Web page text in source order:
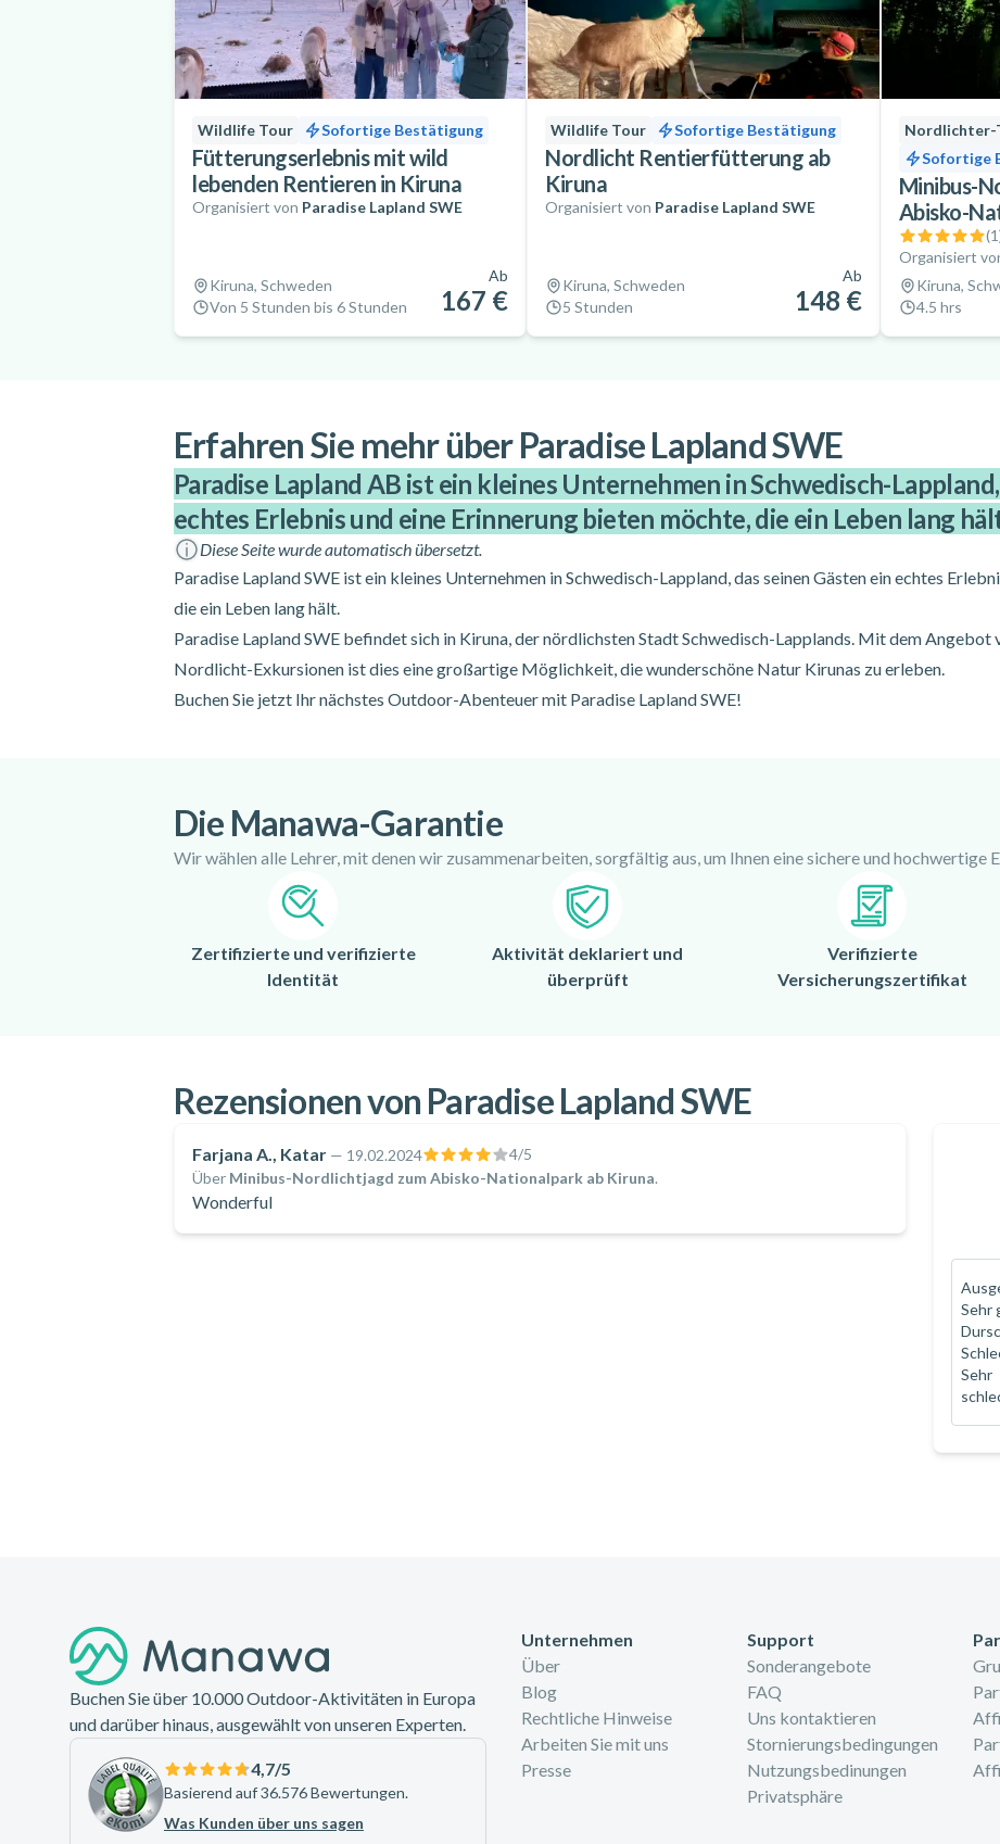
Wildlife Tour Sofortige Bestätigung
Fütterungserlebnis mit wild
lebenden Rentieren in Kiruna
Organisiert von Paradise Lapland SWE
Kiruna, Schweden
Von 5 Stunden bis 6 Stunden
Ab
167 €
Wildlife Tour Sofortige Bestätigung
Nordlicht Rentierfütterung ab
Kiruna
Organisiert von Paradise Lapland SWE
Kiruna, Schweden
5 Stunden
Ab
148 €
Nordlichter-
Sofortige
Minibus-
Abisko-
(1
Organisiert
Kiruna,
4.5 hrs
Erfahren Sie mehr über Paradise Lapland SWE
Paradise Lapland AB ist ein kleines Unternehmen in Schwedisch-
echtes Erlebnis und eine Erinnerung bieten möchte, die ein Leben lang
Diese Seite wurde automatisch übersetzt.
Paradise Lapland SWE ist ein kleines Unternehmen in Schwedisch-Lappland, das seinen Gästen ein echtes
die ein Leben lang hält.
Paradise Lapland SWE befindet sich in Kiruna, der nördlichsten Stadt Schwedisch-Lapplands. Mit dem
Nordlicht-Exkursionen ist dies eine großartige Möglichkeit, die wunderschöne Natur Kirunas zu erleben.
Buchen Sie jetzt Ihr nächstes Outdoor-Abenteuer mit Paradise Lapland SWE!
Die Manawa-Garantie
Wir wählen alle Lehrer, mit denen wir zusammenarbeiten, sorgfältig aus, um Ihnen eine sichere und hochwertige
Zertifizierte und verifizierte
Identität
Aktivität deklariert und
überprüft
Verifizierte
Versicherungszertifikat
Rezensionen von Paradise Lapland SWE
Sehr
Sehr
Farjana A., Katar — 19.02.2024 4/5
Über Minibus-Nordlichtjagd zum Abisko-Nationalpark ab Kiruna.
Wonderful
Buchen Sie über 10.000 Outdoor-Aktivitäten in Europa
und darüber hinaus, ausgewählt von unseren Experten.
4,7/5
Basierend auf 36.576 Bewertungen.
Was Kunden über uns sagen
Unternehmen
Über
Blog
Rechtliche Hinweise
Arbeiten Sie mit uns
Presse
Support
Sonderangebote
FAQ
Uns kontaktieren
Stornierungsbedingungen
Nutzungsbedinungen
Privatsphäre